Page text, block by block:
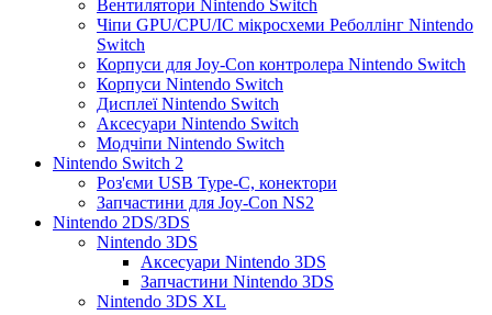
Вентилятори Nintendo Switch
Чіпи GPU/CPU/IC мікросхеми Реболлінг Nintendo
Switch
Корпуси для Joy-Con контролера Nintendo Switch
Корпуси Nintendo Switch
Дисплеї Nintendo Switch
Аксесуари Nintendo Switch
Модчіпи Nintendo Switch
Nintendo Switch 2
Роз'єми USB Type-C, конектори
Запчастини для Joy-Con NS2
Nintendo 2DS/3DS
Nintendo 3DS
Аксесуари Nintendo 3DS
Запчастини Nintendo 3DS
Nintendo 3DS XL